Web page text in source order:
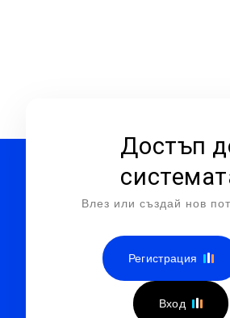
Достъп
Влез или създай нов
Регистрация
Вход